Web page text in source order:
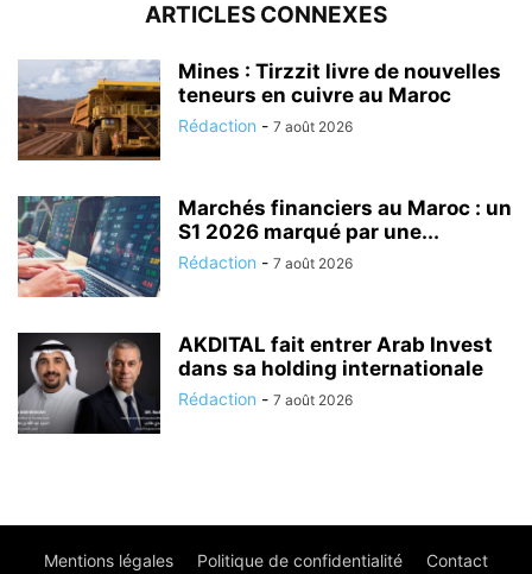
ARTICLES CONNEXES
Mines : Tirzzit livre de nouvelles
teneurs en cuivre au Maroc
Rédaction - 7 août 2026
Marchés financiers au Maroc : un
S1 2026 marqué par une...
Rédaction - 7 août 2026
AKDITAL fait entrer Arab Invest
dans sa holding internationale
Rédaction - 7 août 2026
Mentions légales Politique de confidentialité Contact